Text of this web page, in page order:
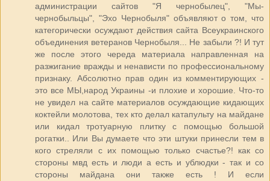
администрации сайтов "Я чернобылец", "Мы-
чернобыльцы", "Эхо Чернобыля" объявляют о том, что
категорически осуждают действия сайта Всеукраинского
объединения ветеранов Чернобыля... Не забыли ?! И тут
же после этого череда материала направленная на
разжигание вражды и ненависти по профессиональному
признаку. Абсолютно прав один из комментирующих -
это все МЫ,народ Украины -и плохие и хорошие. Что-то
не увидел на сайте материалов осуждающие кидающих
коктейли молотова, тех кто делал катапульту на майдане
или кидал тротуарную плитку с помощью большой
рогатки.. Или Вы думаете что эти штуки принесли тем в
кого стреляли с их помощью только счастье?! как со
стороны мвд есть и люди а есть и ублюдки - так и со
стороны майдана они также есть ! И если